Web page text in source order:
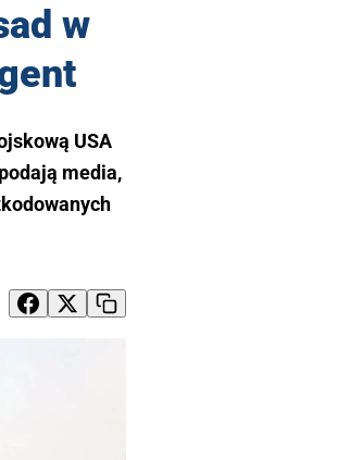
w
USA
media,